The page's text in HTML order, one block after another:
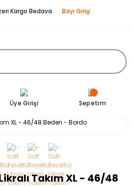
Kargo Bedava Bayi Girişi
Üye Girişi Sepetim
Takım XL - 46/48